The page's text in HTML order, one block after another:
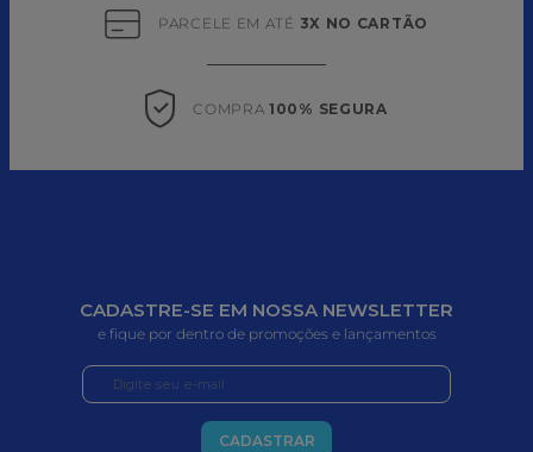
PARCELE EM ATÉ 3X NO CARTÃO
COMPRA 100% SEGURA
CADASTRE-SE EM NOSSA NEWSLETTER
e fique por dentro de promoções e lançamentos
CADASTRAR